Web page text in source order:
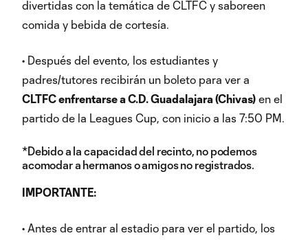
divertidas con la temática de CLTFC y saboreen
comida y bebida de cortesía.
• Después del evento, los estudiantes y
padres/tutores recibirán un boleto para ver a
CLTFC enfrentarse a C.D. Guadalajara (Chivas) en el
partido de la Leagues Cup, con inicio a las 7:50 PM.
*Debido a la capacidad del recinto, no podemos
acomodar a hermanos o amigos no registrados.
IMPORTANTE:
• Antes de entrar al estadio para ver el partido, los